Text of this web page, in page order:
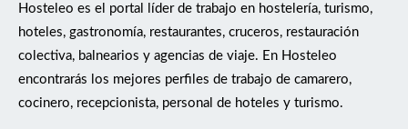
Hosteleo es el portal líder de trabajo en hostelería, turismo,
hoteles, gastronomía, restaurantes, cruceros, restauración
colectiva, balnearios y agencias de viaje. En Hosteleo
encontrarás los mejores perfiles de trabajo de camarero,
cocinero, recepcionista, personal de hoteles y turismo.